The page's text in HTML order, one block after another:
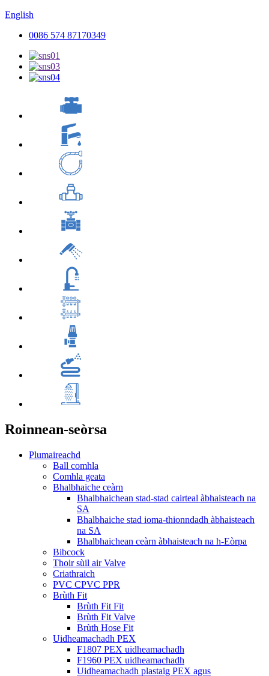
English
0086 574 87170349
Roinnean-seòrsa
Plumaireachd
Ball comhla
Comhla geata
Bhalbhaiche ceàrn
Bhalbhaichean stad-stad cairteal àbhaisteach na
SA
Bhalbhaiche stad ioma-thionndadh àbhaisteach
na SA
Bhalbhaichean ceàrn àbhaisteach na h-Eòrpa
Bibcock
Thoir sùil air Valve
Criathraich
PVC CPVC PPR
Brùth Fit
Brùth Fit Fit
Brùth Fit Valve
Brùth Hose Fit
Uidheamachadh PEX
F1807 PEX uidheamachadh
F1960 PEX uidheamachadh
Uidheamachadh plastaig PEX agus